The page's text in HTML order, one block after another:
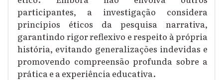
participantes, a investigação considera
princípios éticos da pesquisa narrativa,
garantindo rigor reflexivo e respeito à própria
história, evitando generalizações indevidas e
promovendo compreensão profunda sobre a
prática e a experiência educativa.